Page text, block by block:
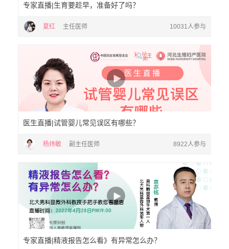
专家直播|生育要趁早，准备好了吗？
夏红 主任医师 10031人参与
医生直播|试管婴儿常见误区有哪些？
杨炜敏 副主任医师 8922人参与
专家直播|精液报告怎么看》有异常怎么办？